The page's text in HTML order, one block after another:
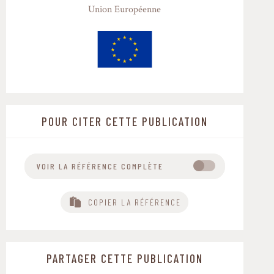
Union Européenne
POUR CITER CETTE PUBLICATION
VOIR LA RÉFÉRENCE COMPLÈTE
Antier, Clémentine, Viguier, Loïc, Messéan,
Antoine, & Baret, Philippe V. (2021, June 24).
http://doi.org/10.5281/zenodo.5027530
COPIER LA RÉFÉRENCE
PARTAGER CETTE PUBLICATION